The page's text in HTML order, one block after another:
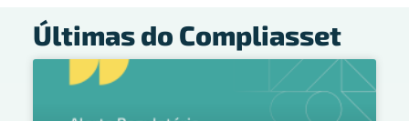
Últimas do Compliasset